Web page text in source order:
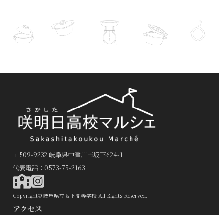
〒509-9232 岐阜県中津川市坂下624-1
代表電話：0573-75-2163
Copyright© 岐阜県立坂下高等学校 All Rights Reserved.
アクセス